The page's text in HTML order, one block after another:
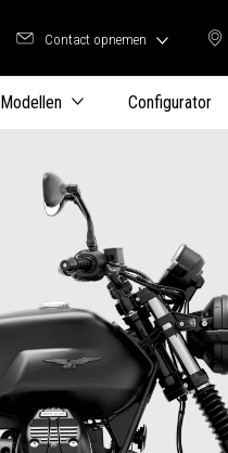
Contact opnemen
Modellen Configurator